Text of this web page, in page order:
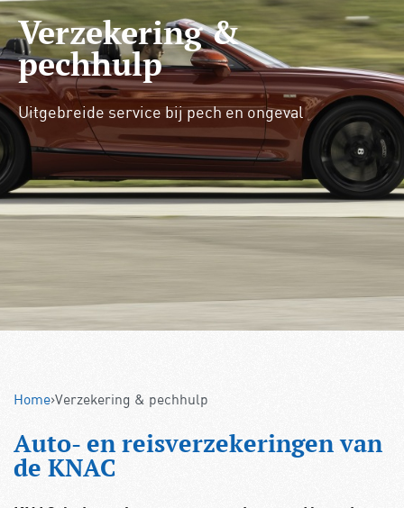
Verzekering &
pechhulp
Uitgebreide service bij pech en ongeval
Home›Verzekering & pechhulp
Auto- en reisverzekeringen van
de KNAC